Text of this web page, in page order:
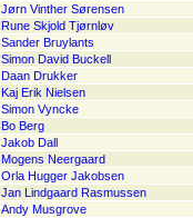
Jørn Vinther Sørensen
Rune Skjold Tjørnløv
Sander Bruylants
Simon David Buckell
Daan Drukker
Kaj Erik Nielsen
Simon Vyncke
Bo Berg
Jakob Dall
Mogens Neergaard
Orla Hugger Jakobsen
Jan Lindgaard Rasmussen
Andy Musgrove